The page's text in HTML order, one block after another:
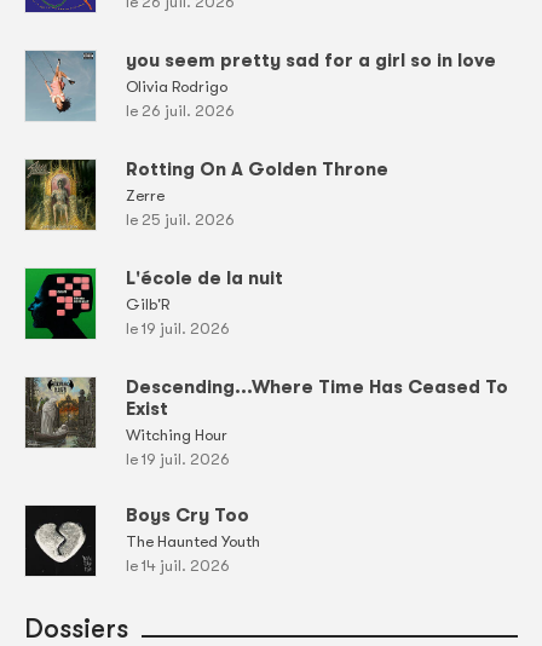
you seem pretty sad for a girl so in love
Olivia Rodrigo
le 26 juil. 2026
Rotting On A Golden Throne
Zerre
le 25 juil. 2026
L'école de la nuit
Gilb'R
le 19 juil. 2026
Descending...Where Time Has Ceased To
Exist
Witching Hour
le 19 juil. 2026
Boys Cry Too
The Haunted Youth
le 14 juil. 2026
Dossiers